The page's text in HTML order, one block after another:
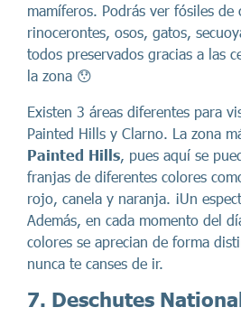
mamíferos. Podrás ver fósiles de
rinocerontes, osos, gatos,
todos preservados gracias a las
la zona 😯
Existen 3 áreas diferentes para
Painted Hills y Clarno. La zona
Painted Hills, pues aquí se
franjas de diferentes colores
rojo, canela y naranja. ¡Un
Además, en cada momento del
colores se aprecian de forma
nunca te canses de ir.
7. Deschutes